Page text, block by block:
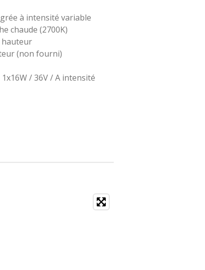
à intensité variable
chaude (2700K)
hauteur
(non fourni)
/ 36V / A intensité